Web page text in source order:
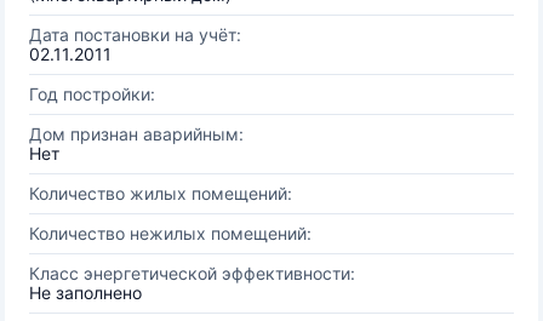
Дата постановки на учёт:
02.11.2011
Год постройки:
Дом признан аварийным:
Нет
Количество жилых помещений:
Количество нежилых помещений:
Класс энергетической эффективности:
Не заполнено